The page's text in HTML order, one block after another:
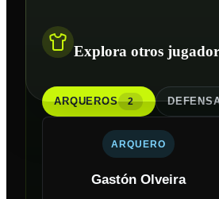
Explora otros
ARQUEROS 2
ARQUERO
Gastón Olveira